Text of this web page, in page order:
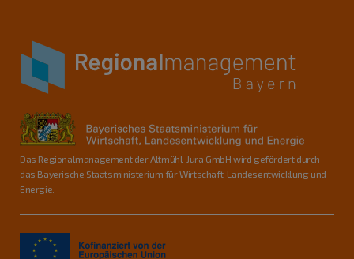
Das Regionalmanagement der Altmühl-Jura GmbH wird gefördert durch
das Bayerische Staatsministerium für Wirtschaft, Landesentwicklung und
Energie.